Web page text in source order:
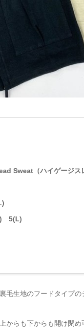
Sweat（ハイゲージス
5(L)
毛生地のフードタイプの
からも下からも開け閉め